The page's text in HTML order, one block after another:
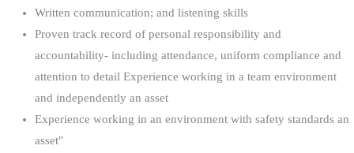
Written communication; and listening skills
Proven track record of personal responsibility and
accountability- including attendance, uniform compliance and
attention to detail Experience working in a team environment
and independently an asset
Experience working in an environment with safety standards an
asset"